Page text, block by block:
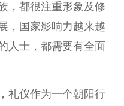
，都很注重形象及修
，国家影响力越来越
人士，都需要有全面
礼仪作为一个朝阳行